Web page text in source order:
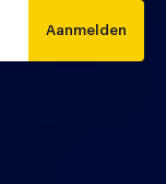
Aanmelden